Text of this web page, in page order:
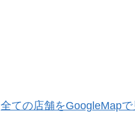
全ての店舗をGoogleMapで